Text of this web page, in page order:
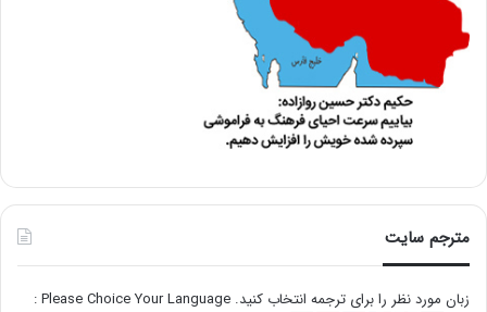
مترجم سایت
زبان مورد نظر را برای ترجمه انتخاب کنید. Please Choice Your Language :